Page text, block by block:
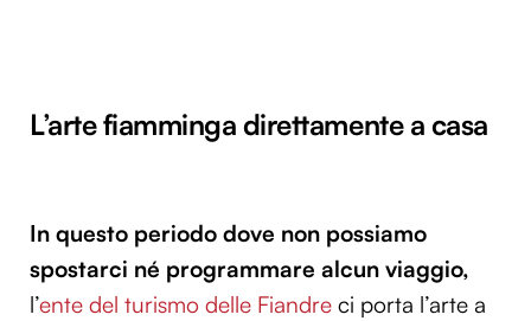
L’arte fiamminga direttamente a casa
In questo periodo dove non possiamo
spostarci né programmare alcun viaggio,
l’ente del turismo delle Fiandre ci porta l’arte a